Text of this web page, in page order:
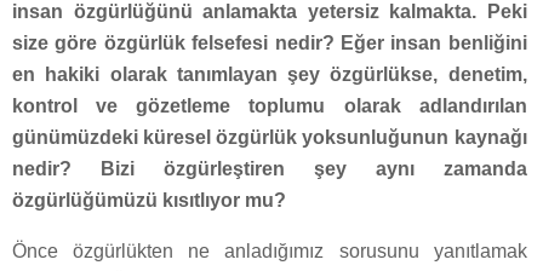
insan özgürlüğünü anlamakta yetersiz kalmakta. Peki
size göre özgürlük felsefesi nedir? Eğer insan benliğini
en hakiki olarak tanımlayan şey özgürlükse, denetim,
kontrol ve gözetleme toplumu olarak adlandırılan
günümüzdeki küresel özgürlük yoksunluğunun kaynağı
nedir? Bizi özgürleştiren şey aynı zamanda
özgürlüğümüzü kısıtlıyor mu?
Önce özgürlükten ne anladığımız sorusunu yanıtlamak